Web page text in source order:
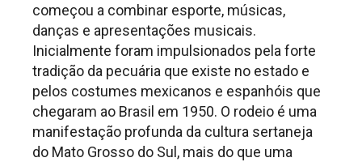
começou a combinar esporte, músicas,
danças e apresentações musicais.
Inicialmente foram impulsionados pela forte
tradição da pecuária que existe no estado e
pelos costumes mexicanos e espanhóis que
chegaram ao Brasil em 1950. O rodeio é uma
manifestação profunda da cultura sertaneja
do Mato Grosso do Sul, mais do que uma